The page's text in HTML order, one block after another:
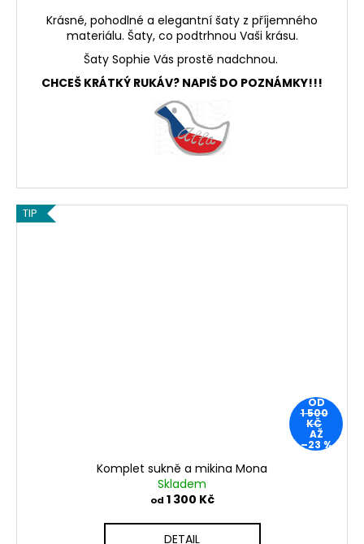
Krásné, pohodlné a elegantní šaty z příjemného
materiálu. Šaty, co podtrhnou Vaši krásu.
Šaty Sophie Vás prostě nadchnou.
CHCEŠ KRÁTKÝ RUKÁV? NAPIŠ DO POZNÁMKY!!!
TIP
OD
1 500
KČ
AŽ
–23 %
Komplet sukně a mikina Mona
Skladem
od 1 300 Kč
DETAIL